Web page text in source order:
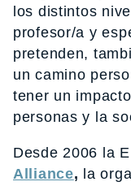
los distintos
profesor/a y
pretenden,
un camino
tener un
personas y la
Desde 2006 la
Alliance, la